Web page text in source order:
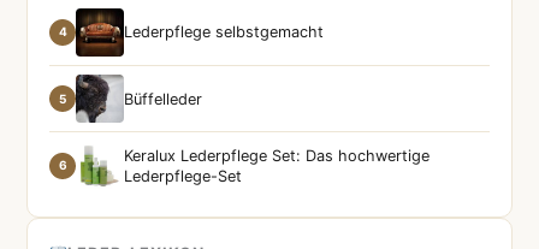
4 Lederpflege selbstgemacht
5 Büffelleder
6
Keralux Lederpflege Set: Das hochwertige
Lederpflege-Set